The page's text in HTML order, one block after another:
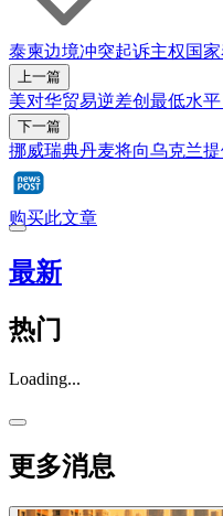
泰柬边境冲突起诉主权国家
上一篇
美对华贸易逆差创最低水
下一篇
挪威瑞典丹麦将向乌克兰
购买此文章
最新
热门
Loading...
更多消息